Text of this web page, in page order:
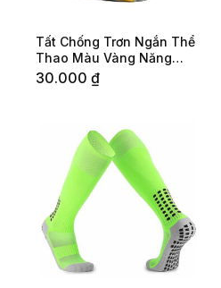
Tất Chống Trơn Ngắn Thể
Thao Màu Vàng Năng
Động
30.000 ₫